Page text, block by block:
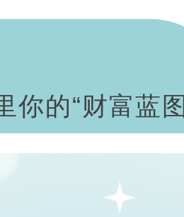
你的“财富蓝图